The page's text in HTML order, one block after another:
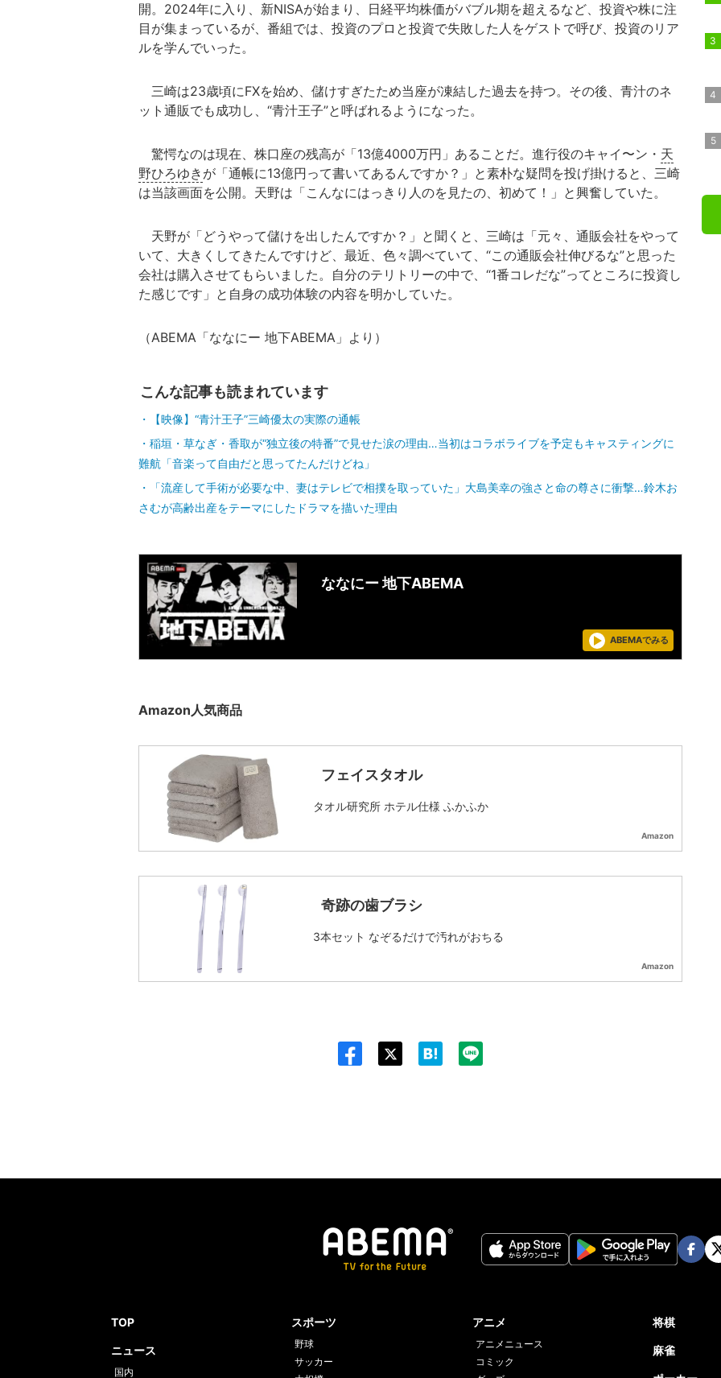
開。2024年に入り、新NISAが始まり、日経平均株価がバブル期を超えるなど、投資や株に注
目が集まっているが、番組では、投資のプロと投資で失敗した人をゲストで呼び、投資のリア
ルを学んでいった。
三崎は23歳頃にFXを始め、儲けすぎたため当座が凍結した過去を持つ。その後、青汁のネ
ット通販でも成功し、“青汁王子”と呼ばれるようになった。
驚愕なのは現在、株口座の残高が「13億4000万円」あることだ。進行役のキャイ〜ン・ 天
野ひろゆき が「通帳に13億円って書いてあるんですか？」と素朴な疑問を投げ掛けると、三崎
は当該画面を公開。天野は「こんなにはっきり人のを見たの、初めて！」と興奮していた。
天野が「どうやって儲けを出したんですか？」と聞くと、三崎は「元々、通販会社をやって
いて、大きくしてきたんですけど、最近、色々調べていて、“この通販会社伸びるな”と思った
会社は購入させてもらいました。自分のテリトリーの中で、“1番コレだな”ってところに投資し
た感じです」と自身の成功体験の内容を明かしていた。
（ABEMA「ななにー 地下ABEMA」より）
こんな記事も読まれています
【映像】“青汁王子”三崎優太の実際の通帳
稲垣・草なぎ・香取が“独立後の特番”で見せた涙の理由…当初はコラボライブを予定もキャスティングに
難航「音楽って自由だと思ってたんだけどね」
「流産して手術が必要な中、妻はテレビで相撲を取っていた」大島美幸の強さと命の尊さに衝撃…鈴木お
さむが高齢出産をテーマにしたドラマを描いた理由
ななにー 地下ABEMA
ABEMAでみる
Amazon人気商品
フェイスタオル
タオル研究所 ホテル仕様 ふかふか
Amazon
奇跡の歯ブラシ
3本セット なぞるだけで汚れがおちる
Amazon
TOP
ニュース
国内
スポーツ
野球
サッカー
アニメ
アニメニュース
コミック
将棋
麻雀